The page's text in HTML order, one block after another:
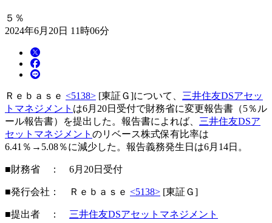
５％
2024年6月20日 11時06分
Ｒｅｂａｓｅ <5138> [東証Ｇ]について、 三井住友DSアセッ
トマネジメント は6月20日受付で財務省に変更報告書（5％ル
ール報告書）を提出した。報告書によれば、 三井住友DSア
セットマネジメント のリベース株式保有比率は
6.41％→5.08％に減少した。報告義務発生日は6月14日。
■財務省 ： 6月20日受付
■発行会社： Ｒｅｂａｓｅ <5138> [東証Ｇ]
■提出者 ： 三井住友DSアセットマネジメント